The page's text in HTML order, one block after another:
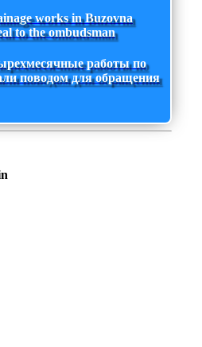
works in Buzovna
to the ombudsman
работы по
поводом для обращения